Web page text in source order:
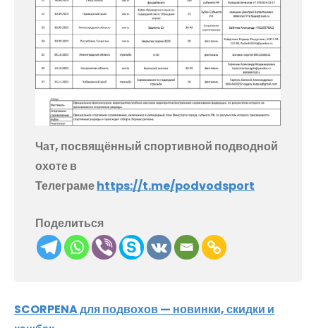
Чат, посвящённый спортивной подводной
охоте в
Телеграмеhttps://t.me/podvodsport
Поделиться
Навигация
SCORPENA для подвохов — новинки, скидки и